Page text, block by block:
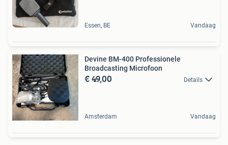
Essen, BE Vandaag
Devine BM-400 Professionele
Broadcasting Microfoon
€ 49,00 Details
Amsterdam Vandaag